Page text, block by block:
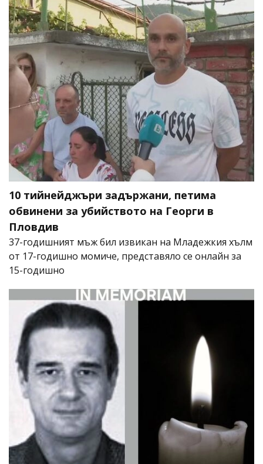
10 тийнейджъри задържани, петима
обвинени за убийството на Георги в
Пловдив
37-годишният мъж бил извикан на Младежкия хълм
от 17-годишно момиче, представяло се онлайн за
15-годишно